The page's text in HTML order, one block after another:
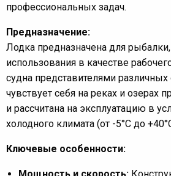
профессиональных задач.
Предназначение:
Лодка предназначена для
использования в качестве
судна представителями
чувствует себя на реках и озерах
и рассчитана на эксплуатацию в
холодного климата (от -5°C до
Ключевые особенности: